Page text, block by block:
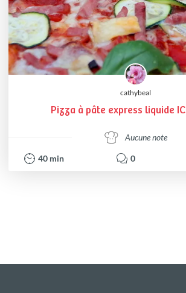
cathybeal
Pizza à pâte express liquide
Aucune note
40 min 0